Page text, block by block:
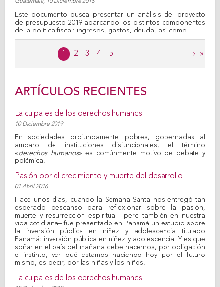
Guatemala, 10 Diciembre 2018
Este documento busca presentar un análisis del proyecto
de presupuesto 2019 abarcando los distintos componentes
de la política fiscal: ingresos, gastos, deuda, así como
1 2 3 4 5 › »
ARTÍCULOS RECIENTES
La culpa es de los derechos humanos
10 Diciembre 2019
En sociedades profundamente pobres, gobernadas al
amparo de instituciones disfuncionales, el término
«derechos humanos» es comúnmente motivo de debate y
polémica.
Pasión por el crecimiento y muerte del desarrollo
01 Abril 2016
Hace unos días, cuando la Semana Santa nos entregó tan
esperado descanso para reflexionar sobre la pasión,
muerte y resurrección espiritual –pero también en nuestra
vida cotidiana– fue presentado en Panamá un estudio sobre
la inversión pública en niñez y adolescencia titulado
Panamá: inversión pública en niñez y adolescencia. Y es que
soñar en el país del mañana debe hacernos, por obligación
e instinto, ver qué estamos haciendo hoy por el futuro
mismo, es decir, por las niñas y los niños.
La culpa es de los derechos humanos